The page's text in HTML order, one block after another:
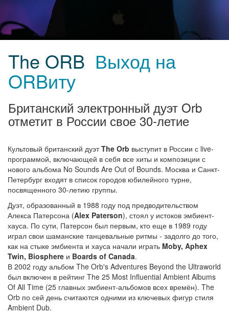
The ORB Выход на
ORBиту
Британский электронный дуэт Orb
отметит в России свое 30-летие
Культовый британский дуэтThe Orb выступит в России с live-
программой, включающей в себя все хиты и композиции с
нового альбома No Sounds Are Out of Bounds. Москва и Санкт-
Петербург входят в список городов юбилейного турне,
посвященного 30-летию группы.
Дуэт, образованный в 1988 году под предводительством
Алекса Патерсона (Alex Paterson), стоял у истоков эмбиент-
хауса. По сути, Патерсон был первым, кто еще в 1989 году
играл свои шаманские танцевальные ритмы - задолго до того,
как на стыке эмбиента и хауса начали играть Moby, Aphex
Twin, Biosphere и Boards of Canada.
В 2002 году альбом The Orb's Adventures Beyond the Ultraworld
был включен в рейтинг The 25 Most Influential Ambient Albums
Of All Time (25 главных эмбиент-альбомов всех времён). The
Orb по сей день считаются одними из ключевых фигур стиля
Ambient Dub.